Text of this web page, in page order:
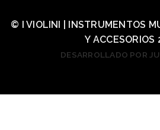
© I VIOLINI | INSTRUMENTOS
Y ACCESORIOS
DESARROLLADO POR